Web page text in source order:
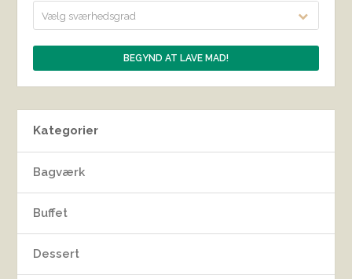
Vælg sværhedsgrad
Kategorier
Bagværk
Buffet
Dessert